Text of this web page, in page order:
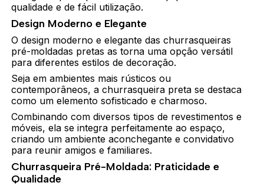
qualidade e de fácil utilização.
Design Moderno e Elegante
O design moderno e elegante das churrasqueiras
pré-moldadas pretas as torna uma opção versátil
para diferentes estilos de decoração.
Seja em ambientes mais rústicos ou
contemporâneos, a churrasqueira preta se destaca
como um elemento sofisticado e charmoso.
Combinando com diversos tipos de revestimentos e
móveis, ela se integra perfeitamente ao espaço,
criando um ambiente aconchegante e convidativo
para reunir amigos e familiares.
Churrasqueira Pré-Moldada: Praticidade e
Qualidade